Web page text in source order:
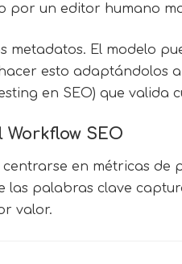
por un editor humano
El modelo
esto adaptándolos
en SEO) que valida
SEO
en métricas
las palabras clave
valor.